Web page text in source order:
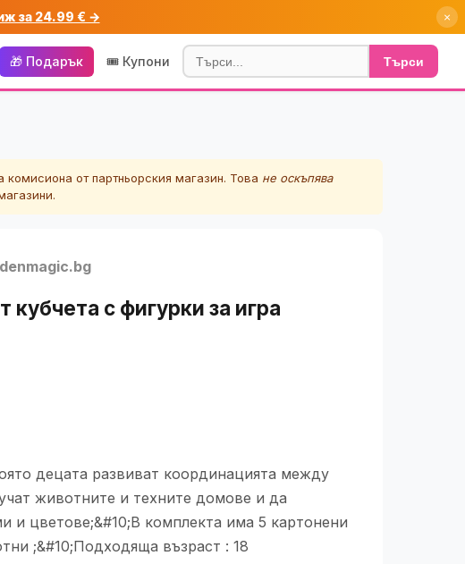
за 24.99 € → ×
🎁 Подарък 🎟️ Купони Търси
от партньорския магазин. Това не оскъпява
кубчета с фигурки за игра
децата развиват координацията между
животните и техните домове и да
и цветове;&#10;В комплекта има 5 картонени
;&#10;Подходяща възраст : 18